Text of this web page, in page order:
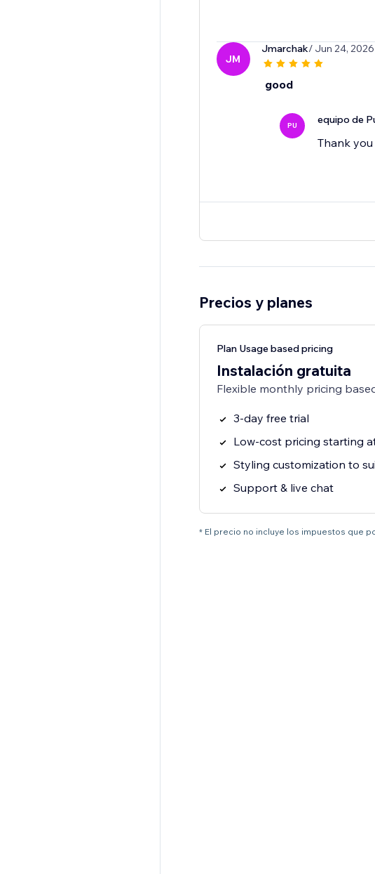
JM
Jmarchak/ Jun 24, 2026
good
PU equipo de
Thank
Precios y planes
Plan Usage based pricing
Instalación gratuita
Flexible monthly pricing
3-day free trial
Low-cost pricing starting
Styling customization to
Support & live chat
* El precio no incluye los impuestos que